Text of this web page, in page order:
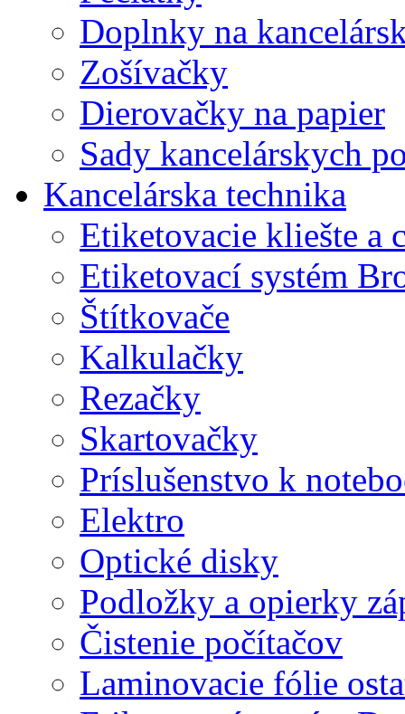
Doplnky na
Zošívačky
Dierovačky na papier
Sady kancelárskych
Kancelárska technika
Etiketovacie kliešte a
Etiketovací systém
Štítkovače
Kalkulačky
Rezačky
Skartovačky
Príslušenstvo k
Elektro
Optické disky
Podložky a opierky
Čistenie počítačov
Laminovacie fólie